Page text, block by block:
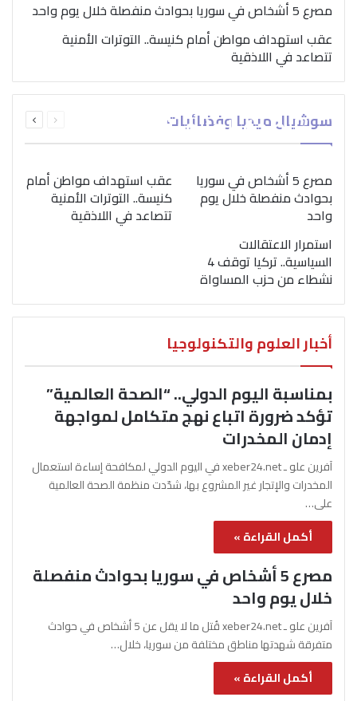
مصرع 5 أشخاص في سوريا بحوادث منفصلة خلال يوم واحد
عقب استهداف مواطن أمام كنيسة.. التوترات الأمنية
تتصاعد في اللاذقية
سوشيال ميديا وفضائيات الصفحةالصفحة
بمناسبة اليوم الدولي..
“الصحة العالمية” تؤكد
ضرورة اتباع نهج متكامل
لمواجهة إدمان المخدرات
مصرع 5 أشخاص في سوريا
بحوادث منفصلة خلال يوم
واحد
عقب استهداف مواطن أمام
كنيسة.. التوترات الأمنية
تتصاعد في اللاذقية
استمرار الاعتقالات
السياسية.. تركيا توقف 4
نشطاء من حزب المساواة
أخبار العلوم والتكنولوجيا
بمناسبة اليوم الدولي.. “الصحة العالمية”
تؤكد ضرورة اتباع نهج متكامل لمواجهة
إدمان المخدرات
آفرين علو ـ xeber24.net في اليوم الدولي لمكافحة إساءة استعمال
المخدرات والإتجار غير المشروع بها، شدّدت منظمة الصحة العالمية
على…
أكمل القراءة »
مصرع 5 أشخاص في سوريا بحوادث منفصلة
خلال يوم واحد
آفرين علو ـ xeber24.net قُتل ما لا يقل عن 5 أشخاص في حوادث
متفرقة شهدتها مناطق مختلفة من سوريا، خلال…
أكمل القراءة »